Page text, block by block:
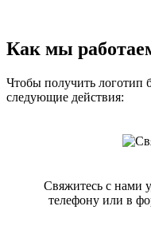
Как мы
Чтобы получить логотип
следующие действия:
Свяжитесь с нами
телефону или в